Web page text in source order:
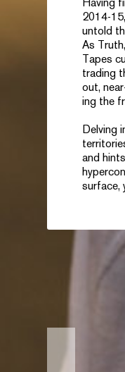
Having
2014-
untold
As Truth,
Tapes
trading
out,
ing the
Delving
and
surface,